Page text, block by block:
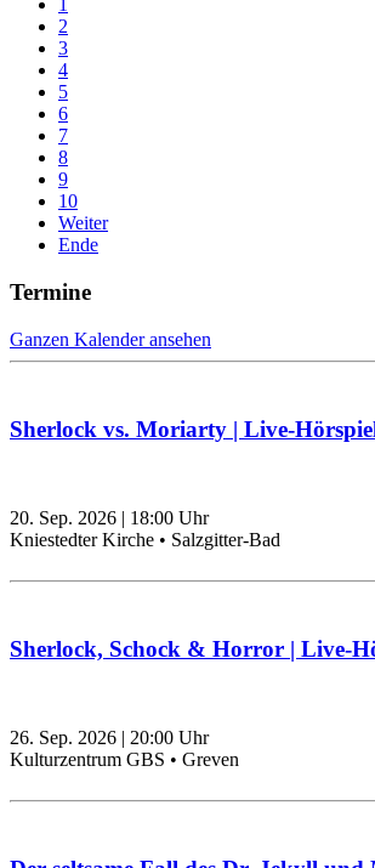
1
2
3
4
5
6
7
8
9
10
Weiter
Ende
Termine
Ganzen Kalender ansehen
Sherlock vs. Moriarty | Live-
20. Sep. 2026 | 18:00 Uhr
Kniestedter Kirche • Salzgitter-Bad
Sherlock, Schock & Horror | Live-
26. Sep. 2026 | 20:00 Uhr
Kulturzentrum GBS • Greven